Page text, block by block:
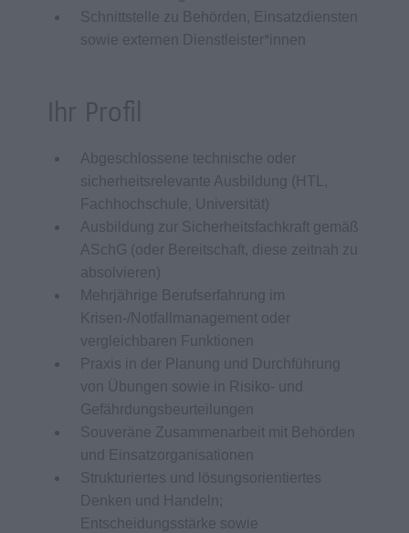
Schnittstelle zu Behörden, Einsatzdiensten
sowie externen Dienstleister*innen
Ihr Profil
Abgeschlossene technische oder
sicherheitsrelevante Ausbildung (HTL,
Fachhochschule, Universität)
Ausbildung zur Sicherheitsfachkraft gemäß
ASchG (oder Bereitschaft, diese zeitnah zu
absolvieren)
Mehrjährige Berufserfahrung im
Krisen-/Notfallmanagement oder
vergleichbaren Funktionen
Praxis in der Planung und Durchführung
von Übungen sowie in Risiko- und
Gefährdungsbeurteilungen
Souveräne Zusammenarbeit mit Behörden
und Einsatzorganisationen
Strukturiertes und lösungsorientiertes
Denken und Handeln;
Entscheidungsstärke sowie